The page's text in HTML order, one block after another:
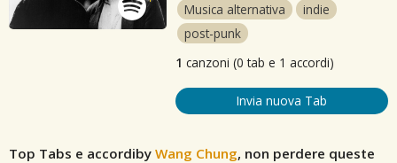
Musica alternativa
indie
post-punk
1 canzoni (0 tab e 1 accordi)
Invia nuova Tab
Top Tabs e accordiby Wang Chung, non perdere queste